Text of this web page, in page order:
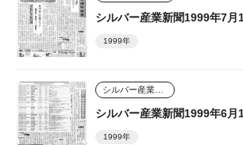
シルバー産業新聞1999年7月
1999年
シルバー産業新聞1999年6月
1999年